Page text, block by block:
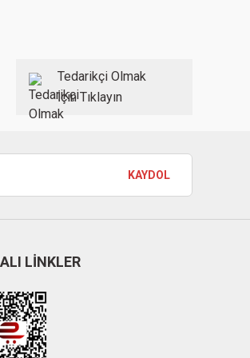
Tedarikçi Olmak
İçin Tıklayın
KAYDOL
LİNKLER